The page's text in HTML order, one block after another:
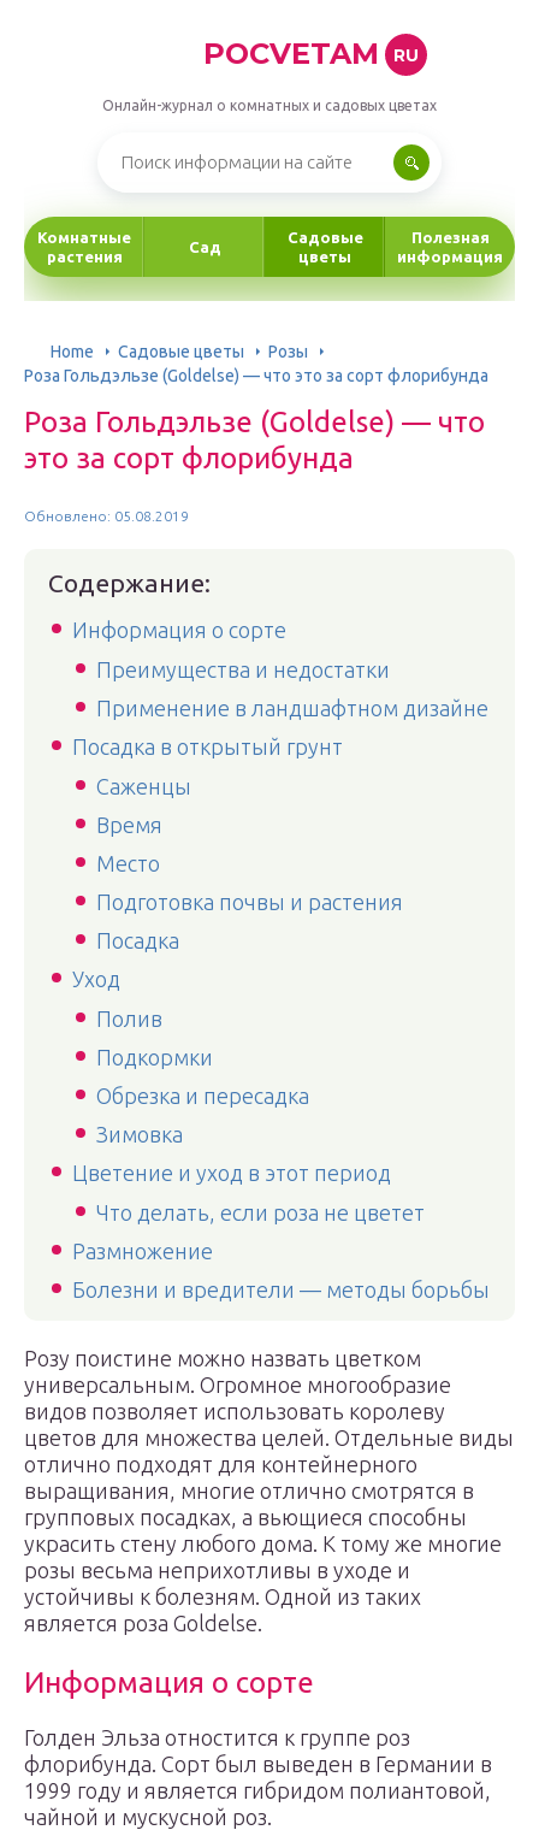
POCVETAM RU
Онлайн-журнал о комнатных и садовых цветах
Комнатные
растения
Сад
Садовые
цветы
Полезная
информация
Home Садовые цветы
Розы
Роза Гольдэльзе (Goldelse) — что это за сорт флорибунда
Роза Гольдэльзе (Goldelse) — что
это за сорт флорибунда
Обновлено: 05.08.2019
Содержание:
Информация о сорте
Преимущества и недостатки
Применение в ландшафтном дизайне
Посадка в открытый грунт
Саженцы
Время
Место
Подготовка почвы и растения
Посадка
Уход
Полив
Подкормки
Обрезка и пересадка
Зимовка
Цветение и уход в этот период
Что делать, если роза не цветет
Размножение
Болезни и вредители — методы борьбы
Розу поистине можно назвать цветком
универсальным. Огромное многообразие
видов позволяет использовать королеву
цветов для множества целей. Отдельные виды
отлично подходят для контейнерного
выращивания, многие отлично смотрятся в
групповых посадках, а вьющиеся способны
украсить стену любого дома. К тому же многие
розы весьма неприхотливы в уходе и
устойчивы к болезням. Одной из таких
является роза Goldelse.
Информация о сорте
Голден Эльза отностится к группе роз
флорибунда. Сорт был выведен в Германии в
1999 году и является гибридом полиантовой,
чайной и мускусной роз.